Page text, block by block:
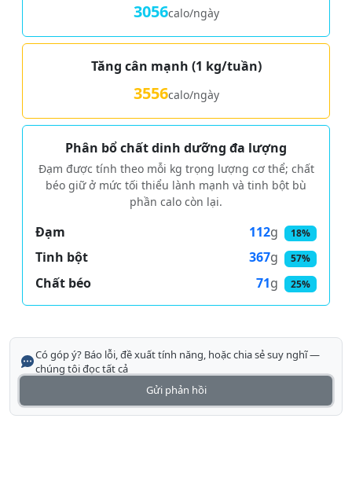
3056calo/ngày
Tăng cân mạnh (1 kg/tuần)
3556calo/ngày
Phân bổ chất dinh dưỡng đa lượng
Đạm được tính theo mỗi kg trọng lượng cơ thể; chất
béo giữ ở mức tối thiểu lành mạnh và tinh bột bù
phần calo còn lại.
Đạm 112g 18%
Tinh bột 367g 57%
Chất béo 71g 25%
Có góp ý? Báo lỗi, đề xuất tính năng, hoặc chia sẻ suy nghĩ —
chúng tôi đọc tất cả
Gửi phản hồi